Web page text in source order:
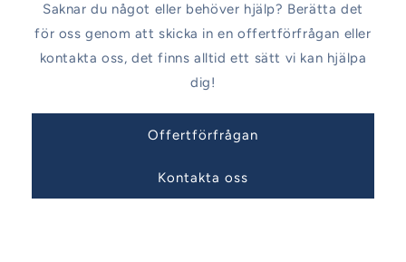
Saknar du något eller behöver hjälp? Berätta det
för oss genom att skicka in en offertförfrågan eller
kontakta oss, det finns alltid ett sätt vi kan hjälpa
dig!
Offertförfrågan
Kontakta oss